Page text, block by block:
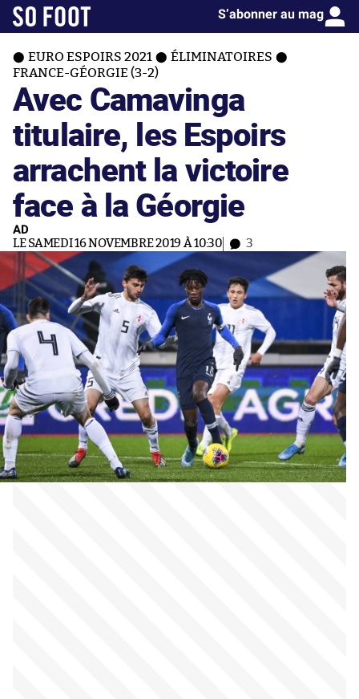
S’abonner au mag
EURO ESPOIRS 2021
ÉLIMINATOIRES
FRANCE-GÉORGIE (3-2)
Avec Camavinga
titulaire, les Espoirs
arrachent la victoire
face à la Géorgie
AD
LE SAMEDI 16 NOVEMBRE 2019 À 10:30 3